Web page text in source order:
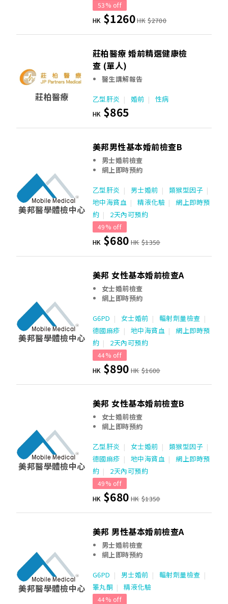
53% off
HK $1260HK $2700
莊柏醫療
莊柏醫療 婚前精選健康檢
查 (單人)
醫生講解報告
乙型肝炎 婚前 性病
HK $865
美邦醫學體檢中心
美邦男性基本婚前檢查B
男士婚前檢查
網上即時預約
乙型肝炎 男士婚前
類猴型因子
地中海貧血
精液化驗
網上即時預
約
2天內可預約
49% off
HK $680 HK $1350
美邦醫學體檢中心
美邦 女性基本婚前檢查A
女士婚前檢查
網上即時預約
G6PD 女士婚前
輻射劑量檢查
德國麻疹
地中海貧血
網上即時預
約
2天內可預約
44% off
HK $890 HK $1600
美邦醫學體檢中心
美邦 女性基本婚前檢查B
女士婚前檢查
網上即時預約
乙型肝炎 女士婚前
類猴型因子
德國麻疹
地中海貧血
網上即時預
約
2天內可預約
49% off
HK $680 HK $1350
美邦醫學體檢中心
美邦 男性基本婚前檢查A
男士婚前檢查
網上即時預約
G6PD 男士婚前
輻射劑量檢查
睪丸酮
精液化驗
44% off